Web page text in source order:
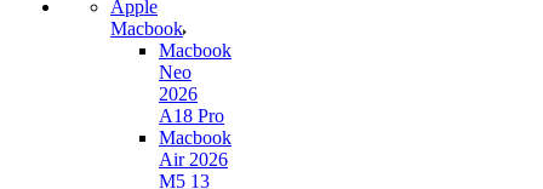
Apple
Macbook
Macbook
Neo
2026
A18 Pro
Macbook
Air 2026
M5 13